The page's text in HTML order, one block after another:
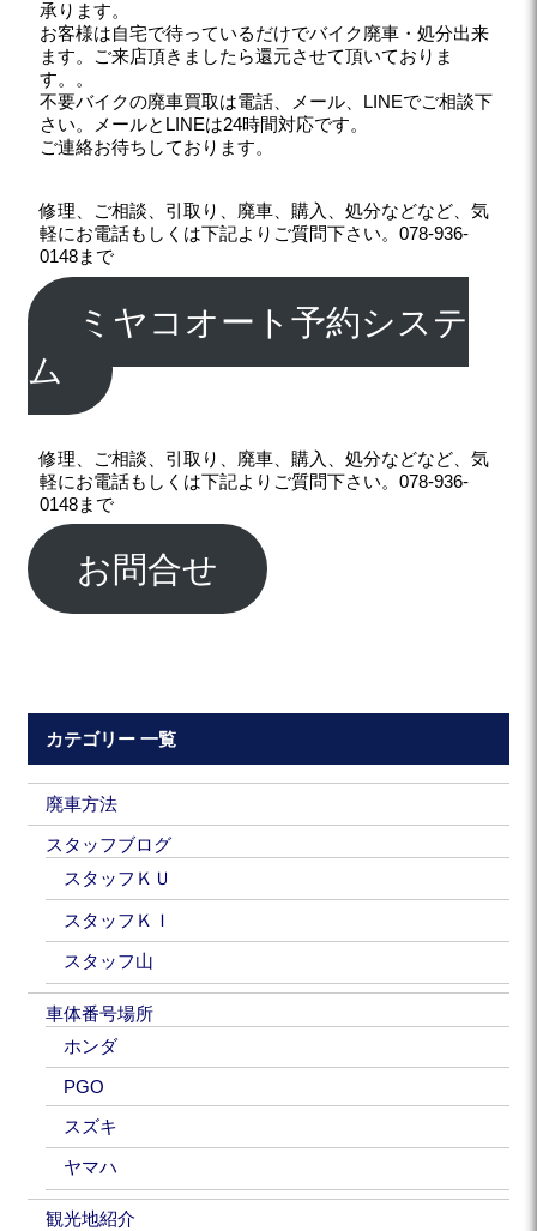
承ります。
お客様は自宅で待っているだけでバイク廃車・処分出来
ます。ご来店頂きましたら還元させて頂いておりま
す。。
不要バイクの廃車買取は電話、メール、LINEでご相談下
さい。メールとLINEは24時間対応です。
ご連絡お待ちしております。
修理、ご相談、引取り、廃車、購入、処分などなど、気
軽にお電話もしくは下記よりご質問下さい。078-936-
0148まで
ミヤコオート予約システ
ム
修理、ご相談、引取り、廃車、購入、処分などなど、気
軽にお電話もしくは下記よりご質問下さい。078-936-
0148まで
お問合せ
カテゴリー 一覧
廃車方法
スタッフブログ
スタッフＫＵ
スタッフＫＩ
スタッフ山
車体番号場所
ホンダ
PGO
スズキ
ヤマハ
観光地紹介